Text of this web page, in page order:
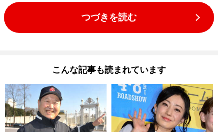
つづきを読む
こんな記事も読まれています